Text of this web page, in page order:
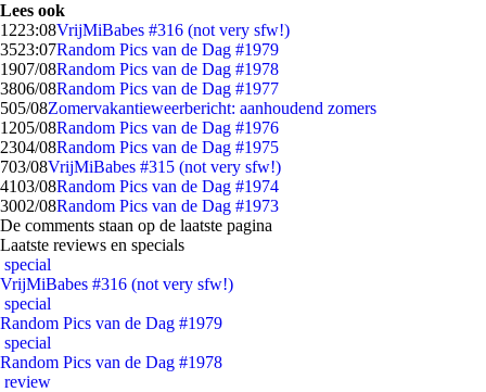
Lees ook
1223:08VrijMiBabes #316 (not very sfw!)
3523:07Random Pics van de Dag #1979
1907/08Random Pics van de Dag #1978
3806/08Random Pics van de Dag #1977
505/08Zomervakantieweerbericht: aanhoudend zomers
1205/08Random Pics van de Dag #1976
2304/08Random Pics van de Dag #1975
703/08VrijMiBabes #315 (not very sfw!)
4103/08Random Pics van de Dag #1974
3002/08Random Pics van de Dag #1973
De comments staan op de laatste pagina
Laatste reviews en specials
special
VrijMiBabes #316 (not very sfw!)
special
Random Pics van de Dag #1979
special
Random Pics van de Dag #1978
review